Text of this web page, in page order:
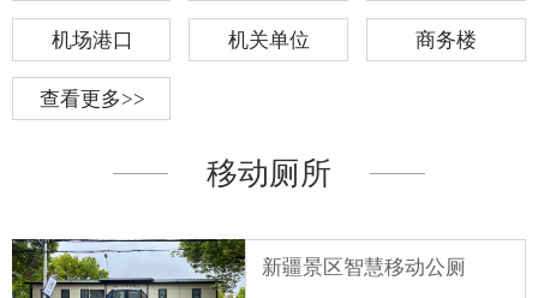
机场港口 机关单位 商务楼
查看更多>>
移动厕所
新疆景区智慧移动公厕